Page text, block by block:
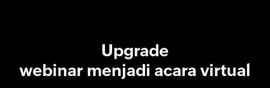
Upgrade
webinar menjadi acara virtual